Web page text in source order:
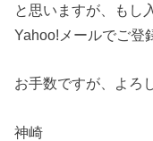
と思いますが、もし
Yahoo!メールでご登
お手数ですが、よろ
神崎